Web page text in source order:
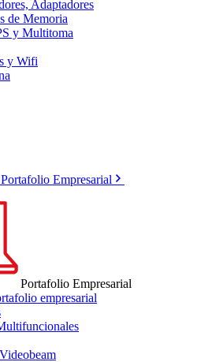
Adaptadores
de Memoria
y Multitoma
y Wifi
Portafolio Empresarial
Portafolio Empresarial
empresarial